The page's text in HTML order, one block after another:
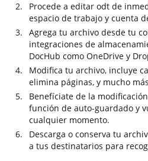
Procede a editar odt de
espacio de trabajo y cuenta
Agrega tu archivo desde tu
integraciones de
DocHub como OneDrive y
Modifica tu archivo, incluye
elimina páginas, y mucho
Benefíciate de la
función de auto-guardado y
cualquier momento.
Descarga o conserva tu
a tus destinatarios para